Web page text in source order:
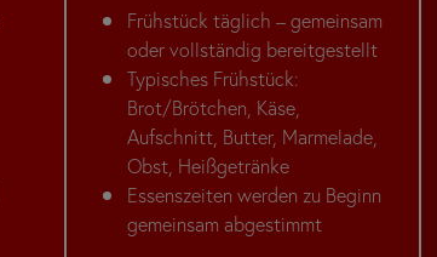
Frühstück täglich – gemeinsam
oder vollständig bereitgestellt
Typisches Frühstück:
Brot/Brötchen, Käse,
Aufschnitt, Butter, Marmelade,
Obst, Heißgetränke
Essenszeiten werden zu Beginn
gemeinsam abgestimmt